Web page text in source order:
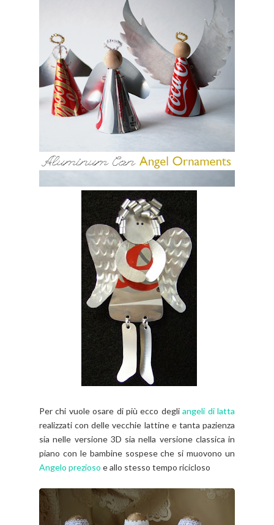
Per chi vuole osare di più ecco degliangeli di latta
realizzati con delle vecchie lattine e tanta pazienza
sia nelle versione 3D sia nella versione classica in
piano con le bambine sospese che si muovono un
Angelo prezioso e allo stesso tempo ricicloso